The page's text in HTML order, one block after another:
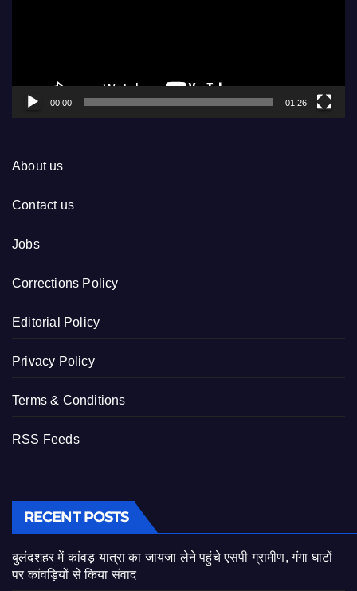
00:00 01:26
About us
Contact us
Jobs
Corrections Policy
Editorial Policy
Privacy Policy
Terms & Conditions
RSS Feeds
RECENT POSTS
बुलंदशहर में कांवड़ यात्रा का जायजा लेने पहुंचे एसपी ग्रामीण, गंगा घाटों
पर कांवड़ियों से किया संवाद